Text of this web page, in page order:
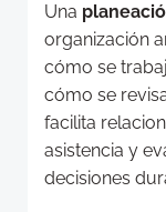
Una
organización
cómo se
cómo se
facilita
asistencia y
decisiones